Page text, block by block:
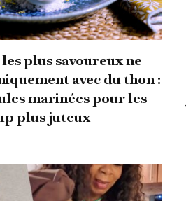
plus savoureux ne
avec du thon :
marinées pour les
plus juteux